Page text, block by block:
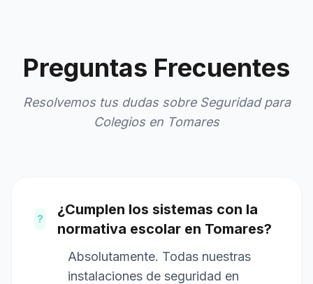
Preguntas Frecuentes
Resolvemos tus dudas sobre Seguridad para
Colegios en Tomares
?
¿Cumplen los sistemas con la
normativa escolar en Tomares?
Absolutamente. Todas nuestras
instalaciones de seguridad en